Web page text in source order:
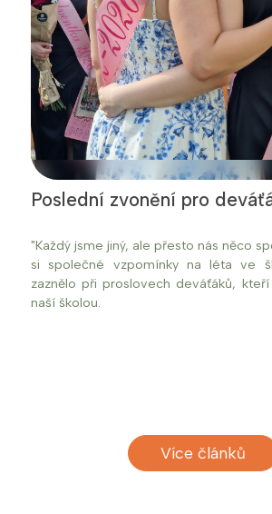
Poslední zvonění pro
"Každý jsme jiný, ale přesto nás něco
si společné vzpomínky na léta ve
zaznělo při proslovech deváťáků,
naší školou.
Více článků